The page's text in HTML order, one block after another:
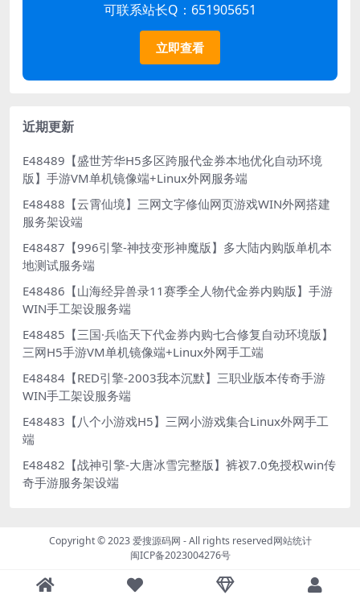
可联系站长Q：651905651
立即查看
近期更新
E48489【盛世芳华H5多区跨服代金券本地优化自动环境
版】手游VM单机镜像端+Linux外网服务端
E48488【云霄仙境】三网文字修仙网页游戏WIN外网搭建
服务架设端
E48487【996引擎-神技变形神魔版】多大陆内购版单机本
地测试服务端
E48486【山海经异兽录11赛季全人物代金券内购版】手游
WIN手工架设服务端
E48485【三国·兵临天下代金券内购七合修复自动环境版】
三网H5手游VM单机镜像端+Linux外网手工端
E48484【RED引擎-2003我本沉默】三职业版本传奇手游
WIN手工架设服务端
E48483【八个小游戏H5】三网小游戏集合Linux外网手工
端
E48482【战神引擎-大唐冰雪完整版】裤衩7.0免授权win传
奇手游服务架设端
Copyright © 2023爱搜源码网 - All rights reserved网站统计
闽ICP备2023004276号